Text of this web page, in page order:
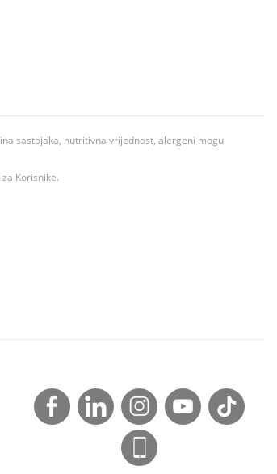
sastojaka, nutritivna vrijednost, alergeni mogu
Korisnike.